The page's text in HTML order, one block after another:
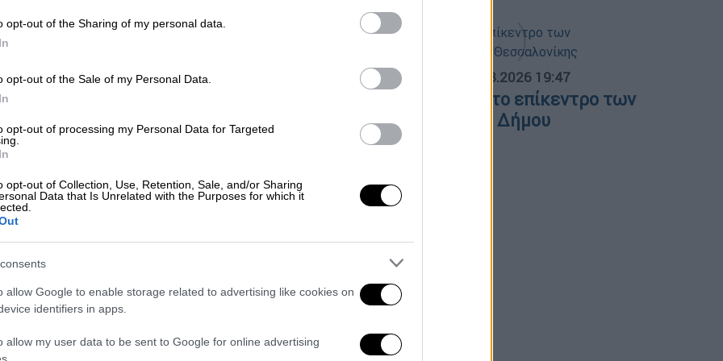
opt-out of the Sharing of my personal data.
opt-out of the Sale of my Personal Data.
opt-out of processing my Personal Data for Targeted
opt-out of Collection, Use, Retention, Sale, and/or Sharing
Data that Is Unrelated with the Purposes for which it
allow Google to enable storage related to advertising like cookies on
identifiers in apps.
allow my user data to be sent to Google for online advertising
Αποδοκιμάστηκε έντονα ο Κέβιν
Ντουράντ, σε αντίθεση με την
μάσκα Ολυμπιακού!
Αθλητισμός 29.04.2022 23:49
τρομερό ματς και η πρόκριση στο
Βελιγράδι θα κριθεί στο ΣΕΦ
της Euroleague θα κριθεί σε πέμπτο
ματς στο ΣΕΦ την ερχόμενη Τετάρτη
(4/5, 21.00).
ΑΠΟΣΠΑΣΜΑΤΑ... 06.08.2026 19:47
ΔΕΘ και Τούμπα στο επίκεντρο των
διεκδικήσεων του Δήμου
Θεσσαλονίκης